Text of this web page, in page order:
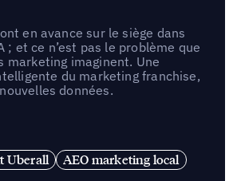
en avance sur le siège dans
; et ce n’est pas le problème que
marketing imaginent. Une
du marketing franchise,
données.
Uberall
AEO marketing local